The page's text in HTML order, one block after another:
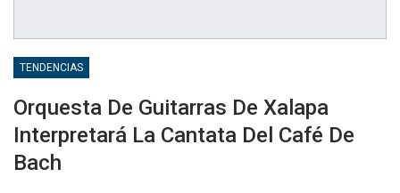
TENDENCIAS
Orquesta De Guitarras De Xalapa
Interpretará La Cantata Del Café De
Bach